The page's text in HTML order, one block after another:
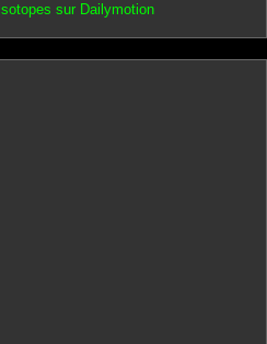
Isotopes sur Dailymotion